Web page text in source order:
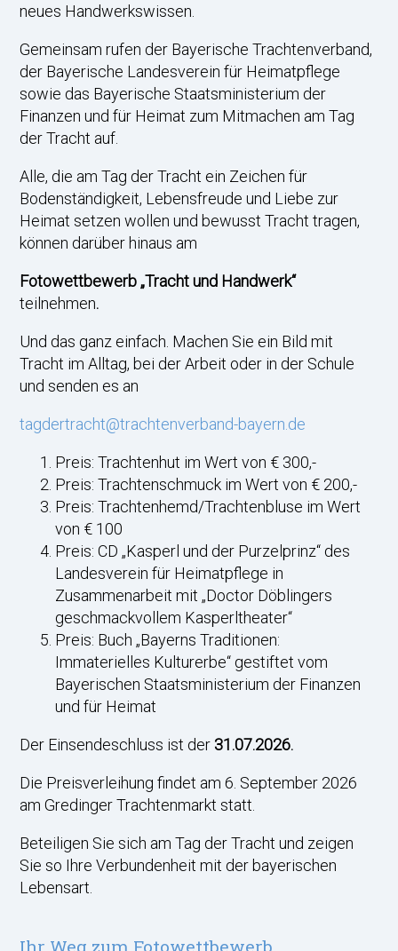
neues Handwerkswissen.
Gemeinsam rufen der Bayerische Trachtenverband,
der Bayerische Landesverein für Heimatpflege
sowie das Bayerische Staatsministerium der
Finanzen und für Heimat zum Mitmachen am Tag
der Tracht auf.
Alle, die am Tag der Tracht ein Zeichen für
Bodenständigkeit, Lebensfreude und Liebe zur
Heimat setzen wollen und bewusst Tracht tragen,
können darüber hinaus am
Fotowettbewerb „Tracht und Handwerk“
teilnehmen.
Und das ganz einfach. Machen Sie ein Bild mit
Tracht im Alltag, bei der Arbeit oder in der Schule
und senden es an
tagdertracht@trachtenverband-bayern.de
Preis: Trachtenhut im Wert von € 300,-
Preis: Trachtenschmuck im Wert von € 200,-
Preis: Trachtenhemd/Trachtenbluse im Wert
von € 100
Preis: CD „Kasperl und der Purzelprinz“ des
Landesverein für Heimatpflege in
Zusammenarbeit mit „Doctor Döblingers
geschmackvollem Kasperltheater“
Preis: Buch „Bayerns Traditionen:
Immaterielles Kulturerbe“ gestiftet vom
Bayerischen Staatsministerium der Finanzen
und für Heimat
Der Einsendeschluss ist der 31.07.2026.
Die Preisverleihung findet am 6. September 2026
am Gredinger Trachtenmarkt statt.
Beteiligen Sie sich am Tag der Tracht und zeigen
Sie so Ihre Verbundenheit mit der bayerischen
Lebensart.
Ihr Weg zum Fotowettbewerb